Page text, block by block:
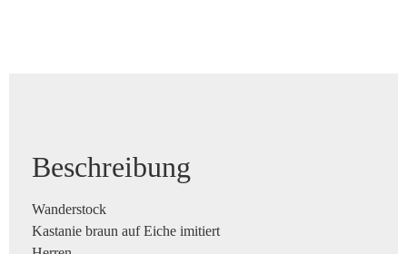
Beschreibung
Wanderstock
Kastanie braun auf Eiche imitiert